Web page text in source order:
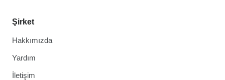
Şirket
Hakkımızda
Yardım
İletişim